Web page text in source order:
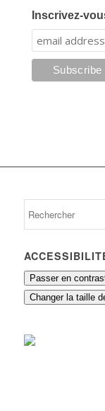
Inscrivez-
Passer en
Changer la taille